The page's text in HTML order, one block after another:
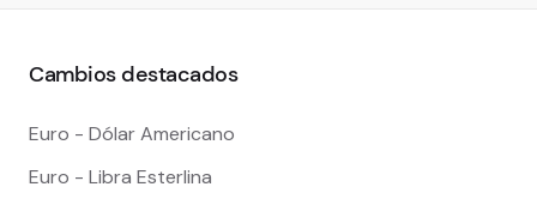
Cambios destacados
Euro - Dólar Americano
Euro - Libra Esterlina